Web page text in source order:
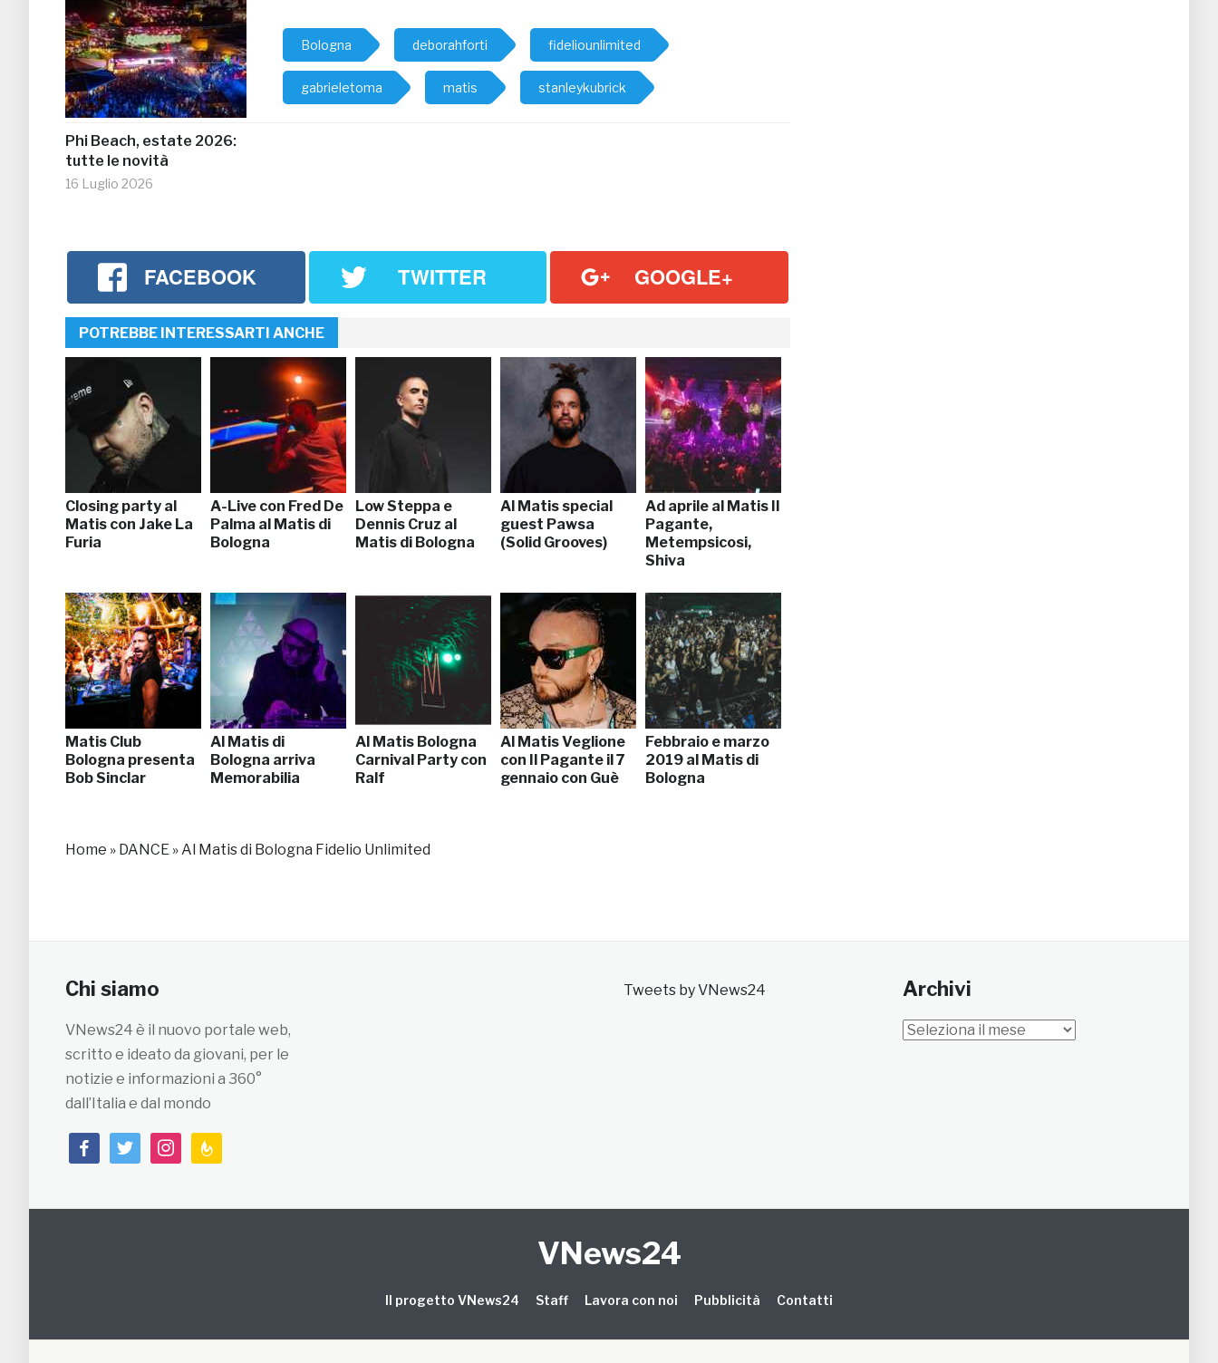
Phi Beach, estate 2026:
tutte le novità
16 Luglio 2026
Bologna deborahforti fideliounlimited
gabrieletoma matis stanleykubrick
FACEBOOK TWITTER GOOGLE+
POTREBBE INTERESSARTI ANCHE
Closing party al
Matis con Jake La
Furia
A-Live con Fred De
Palma al Matis di
Bologna
Low Steppa e
Dennis Cruz al
Matis di Bologna
Al Matis special
guest Pawsa
(Solid Grooves)
Ad aprile al Matis Il
Pagante,
Metempsicosi,
Shiva
Matis Club
Bologna presenta
Bob Sinclar
Al Matis di
Bologna arriva
Memorabilia
Al Matis Bologna
Carnival Party con
Ralf
Al Matis Veglione
con Il Pagante il 7
gennaio con Guè
Febbraio e marzo
2019 al Matis di
Bologna
Home » DANCE » Al Matis di Bologna Fidelio Unlimited
Chi siamo
VNews24 è il nuovo portale web,
scritto e ideato da giovani, per le
notizie e informazioni a 360°
dall’Italia e dal mondo
facebooktwitterinstagramfeedburner
Tweets by VNews24 Archivi
Archivi
VNews24
Il progetto VNews24 Staff Lavora con noi Pubblicità Contatti